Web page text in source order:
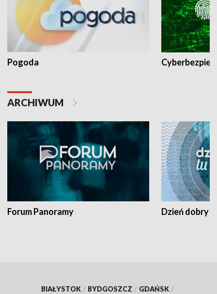
Pogoda
ARCHIWUM
Forum Panoramy Dzień dobry
BIAŁYSTOK / BYDGOSZCZ / GDAŃSK /